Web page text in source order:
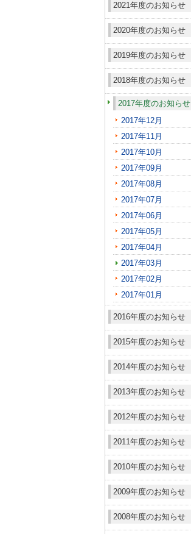
2021年度のお知らせ
2020年度のお知らせ
2019年度のお知らせ
2018年度のお知らせ
2017年度のお知らせ
2017年12月
2017年11月
2017年10月
2017年09月
2017年08月
2017年07月
2017年06月
2017年05月
2017年04月
2017年03月
2017年02月
2017年01月
2016年度のお知らせ
2015年度のお知らせ
2014年度のお知らせ
2013年度のお知らせ
2012年度のお知らせ
2011年度のお知らせ
2010年度のお知らせ
2009年度のお知らせ
2008年度のお知らせ